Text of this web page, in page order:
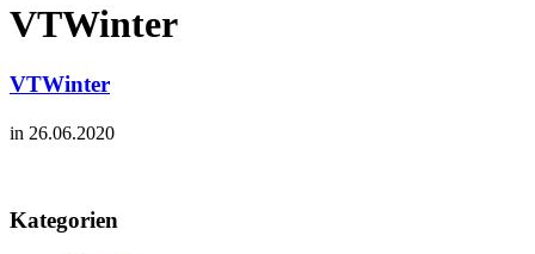
VTWinter
VTWinter
in 26.06.2020
Kategorien